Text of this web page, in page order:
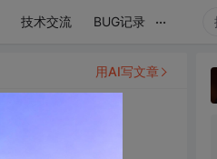
技术交流 BUG记录 ...
用AI写文章